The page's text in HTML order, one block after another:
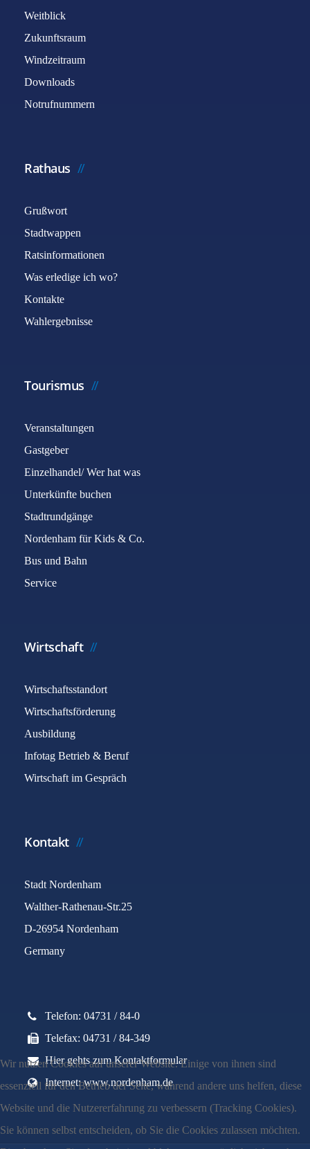
Weitblick
Zukunftsraum
Windzeitraum
Downloads
Notrufnummern
Rathaus
Grußwort
Stadtwappen
Ratsinformationen
Was erledige ich wo?
Kontakte
Wahlergebnisse
Tourismus
Veranstaltungen
Gastgeber
Einzelhandel/ Wer hat was
Unterkünfte buchen
Stadtrundgänge
Nordenham für Kids & Co.
Bus und Bahn
Service
Wirtschaft
Wirtschaftsstandort
Wirtschaftsförderung
Ausbildung
Infotag Betrieb & Beruf
Wirtschaft im Gespräch
Kontakt
Stadt Nordenham
Walther-Rathenau-Str.25
D-26954 Nordenham
Germany
Telefon: 04731 / 84-0
Telefax: 04731 / 84-349
Hier gehts zum Kontaktformular
Internet: www.nordenham.de
Wir nutzen Cookies auf unserer Website. Einige von ihnen sind
essenziell für den Betrieb der Seite, während andere uns helfen, diese
Website und die Nutzererfahrung zu verbessern (Tracking Cookies).
Sie können selbst entscheiden, ob Sie die Cookies zulassen möchten.